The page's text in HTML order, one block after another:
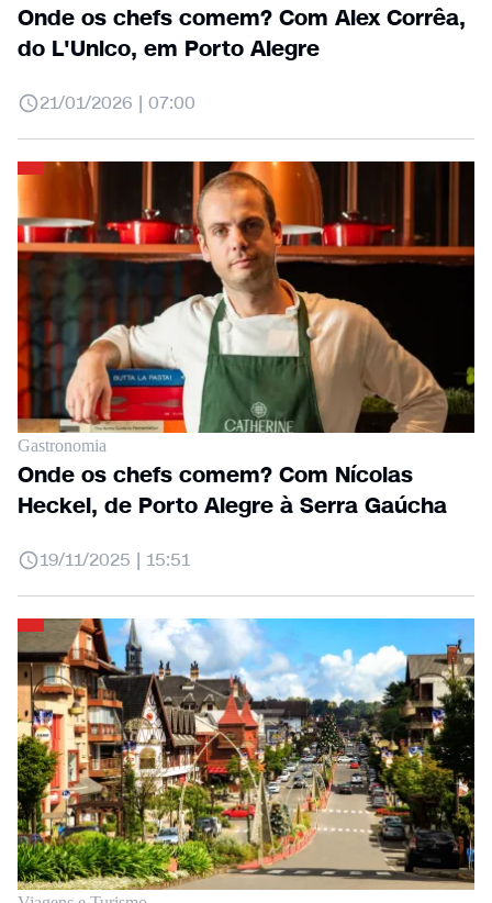
Onde os chefs comem? Com Alex Corrêa,
do L'Unico, em Porto Alegre
21/01/2026 | 07:00
Gastronomia
Onde os chefs comem? Com Nícolas
Heckel, de Porto Alegre à Serra Gaúcha
19/11/2025 | 15:51